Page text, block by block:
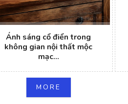
Ánh sáng cổ điển trong
không gian nội thất mộc
mạc...
MORE